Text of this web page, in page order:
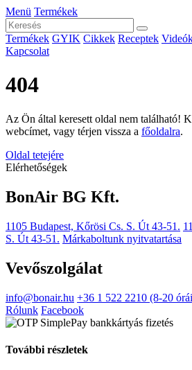
Menü Termékek
Termékek GYIK Cikkek Receptek
Kapcsolat
404
Az Ön által keresett oldal nem található!
webcímet, vagy térjen vissza a főoldalra.
Oldal tetejére
Elérhetőségek
BonAir BG Kft.
1105 Budapest, Kőrösi Cs. S. Út 43-51.
S. Út 43-51. Márkaboltunk nyitvatartása
Vevőszolgálat
info@bonair.hu +36 1 522 2210 (8-20
Rólunk Facebook
További részletek